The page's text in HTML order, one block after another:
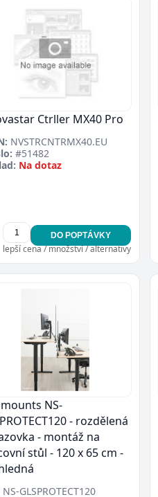
Ctrller MX40 Pro
NVSTRCNTRMX40.EU
#51482
Na dotaz
DO POPTÁVKY
lepší cena / množství / alternativy
NS-
- rozdělená
- montáž na
stůl - 120 x 65 cm -
NS-GLSPROTECT120